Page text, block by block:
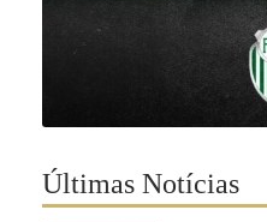
Últimas Notícias